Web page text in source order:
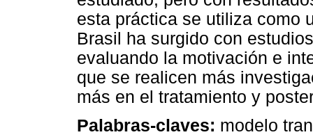
esta práctica se utiliza como
Brasil ha surgido con
evaluando la motivación e
que se realicen más
más en el tratamiento y
Palabras-claves: modelo